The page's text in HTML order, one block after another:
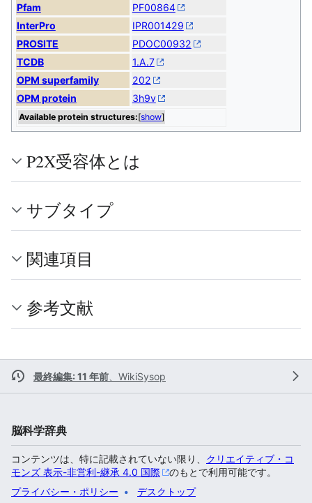
Pfam
PF00864
InterPro
IPR001429
PROSITE
PDOC00932
TCDB
1.A.7
OPM superfamily
202
OPM protein
3h9v
[show]
Available protein structures:
P2X受容体とは
サブタイプ
関連項目
参考文献
最終編集: 11 年前 WikiSysop
脳科学辞典
コンテンツは、特に記載されていない限り、 クリエイティブ・コ
モンズ 表示-非営利-継承 4.0 国際
のもとで利用可能です。
プライバシー・ポリシー
デスクトップ